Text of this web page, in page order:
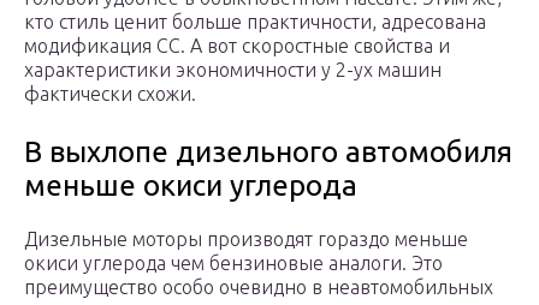
кто стиль ценит больше практичности, адресована
модификация CC. А вот скоростные свойства и
характеристики экономичности у 2-ух машин
фактически схожи.
В выхлопе дизельного автомобиля
меньше окиси углерода
Дизельные моторы производят гораздо меньше
окиси углерода чем бензиновые аналоги. Это
преимущество особо очевидно в неавтомобильных